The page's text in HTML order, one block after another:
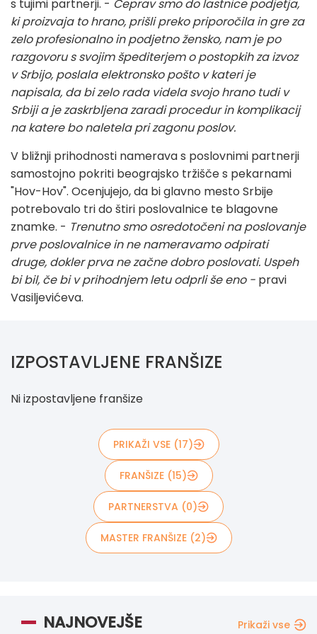
s tujimi partnerji. - Čeprav smo do lastnice podjetja,
ki proizvaja to hrano, prišli preko priporočila in gre za
zelo profesionalno in podjetno žensko, nam je po
razgovoru s svojim špediterjem o postopkih za izvoz
v Srbijo, poslala elektronsko pošto v kateri je
napisala, da bi zelo rada videla svojo hrano tudi v
Srbiji a je zaskrbljena zaradi procedur in komplikacij
na katere bo naletela pri zagonu poslov.
V bližnji prihodnosti namerava s poslovnimi partnerji
samostojno pokriti beograjsko tržišče s pekarnami
"Hov-Hov". Ocenjujejo, da bi glavno mesto Srbije
potrebovalo tri do štiri poslovalnice te blagovne
znamke. - Trenutno smo osredotočeni na poslovanje
prve poslovalnice in ne nameravamo odpirati
druge, dokler prva ne začne dobro poslovati. Uspeh
bi bil, če bi v prihodnjem letu odprli še eno - pravi
Vasiljevićeva.
IZPOSTAVLJENE FRANŠIZE
Ni izpostavljene franšize
PRIKAŽI VSE (17)
FRANŠIZE (15)
PARTNERSTVA (0)
MASTER FRANŠIZE (2)
NAJNOVEJŠE Prikaži vse